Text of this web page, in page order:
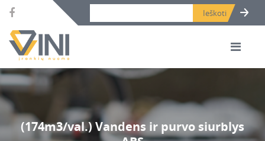
Search bar place.
(174m3/val.) Vandens ir purvo siurblys